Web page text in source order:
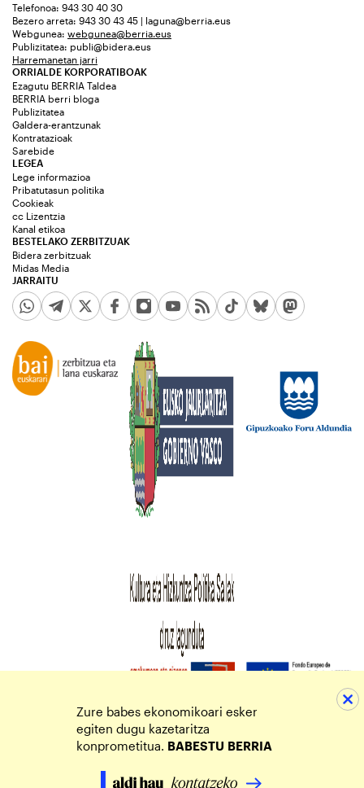
Telefonoa: 943 30 40 30
Bezero arreta: 943 30 43 45 | laguna@berria.eus
Webgunea: webgunea@berria.eus
Publizitatea: publi@bidera.eus
Harremanetan jarri
ORRIALDE KORPORATIBOAK
Ezagutu BERRIA Taldea
BERRIA berri bloga
Publizitatea
Galdera-erantzunak
Kontratazioak
Sarebide
JARRAITU
LEGEA
Lege informazioa
Pribatutasun politika
Cookieak
cc Lizentzia
Kanal etikoa
BESTELAKO ZERBITZUAK
Bidera zerbitzuak
Midas Media
Zure babes ekonomikoari esker
egiten dugu kazetaritza
konprometitua. BABESTU BERRIA